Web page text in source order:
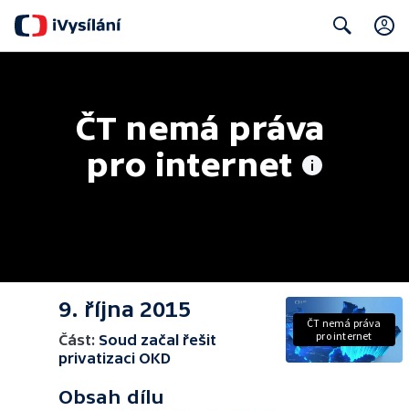
ČT nemá práva
pro internet
9. října 2015
Část: Soud začal řešit
privatizaci OKD
Obsah dílu
ČT nemá práva
pro internet